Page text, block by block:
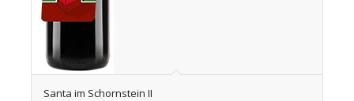
Santa im Schornstein II